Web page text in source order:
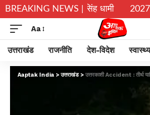
BREAKING NEWS |
सीएम पुष्कर सिंह धामी 2027 चुनाव से
Aa
उत्तराखंड राजनीति देश-विदेश स्वास्थ्य
Aaptak India >उत्तराखंड> उत्तरकाशी Accident : तीर्थ यात्रियों से